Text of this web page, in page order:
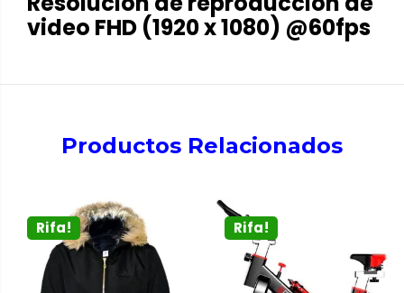
video FHD (1920 x 1080) @60fps
Productos Relacionados
Rifa! Rifa!